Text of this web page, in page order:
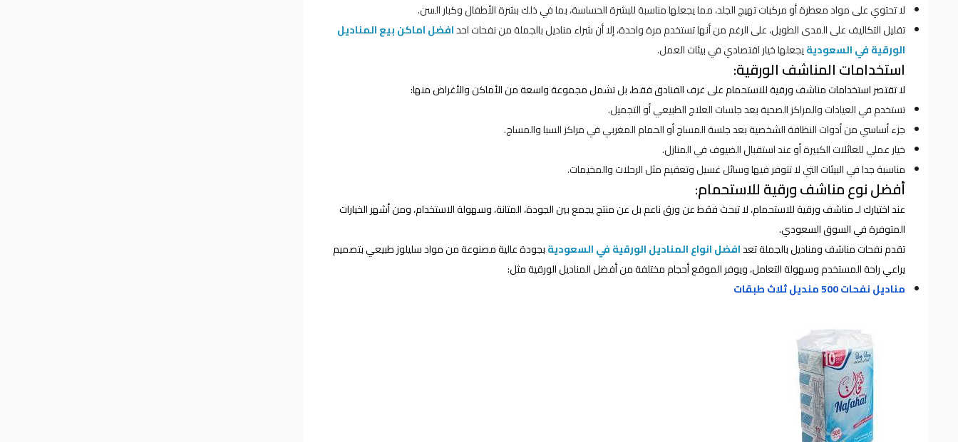
لا تحتوي على مواد معطرة أو مركبات تهيج الجلد، مما يجعلها مناسبة للبشرة الحساسة، بما في ذلك بشرة الأطفال وكبار السن.
تقليل التكاليف على المدى الطويل، على الرغم من أنها تستخدم مرة واحدة، إلا أن شراء مناديل بالجملة من نفحات احدافضل اماكن بيع المناديل
الورقية في السعوديةيجعلها خيار اقتصادي في بيئات العمل.
استخدامات المناشف الورقية:
لا تقتصر استخدامات مناشف ورقية للاستحمام على غرف الفنادق فقط، بل تشمل مجموعة واسعة من الأماكن والأغراض منها:
تستخدم في العيادات والمراكز الصحية بعد جلسات العلاج الطبيعي أو التجميل.
جزء أساسي من أدوات النظافة الشخصية بعد جلسة المساج أو الحمام المغربي في مراكز السبا والمساج.
خيار عملي للعائلات الكبيرة أو عند استقبال الضيوف في المنازل.
مناسبة جدا في البيئات التي لا تتوفر فيها وسائل غسيل وتعقيم مثل الرحلات والمخيمات.
أفضل نوع مناشف ورقية للاستحمام:
عند اختيارك لـ مناشف ورقية للاستحمام، لا تبحث فقط عن ورق ناعم بل عن منتج يجمع بين الجودة، المتانة، وسهولة الاستخدام، ومن أشهر الخيارات
المتوفرة في السوق السعودي.
تقدم نفحات مناشف ومناديل بالجملة تعدافضل انواع المناديل الورقية في السعوديةبجودة عالية مصنوعة من مواد سليلوز طبيعي بتصميم
يراعي راحة المستخدم وسهولة التعامل، ويوفر الموقع أحجام مختلفة من أفضل المناديل الورقية مثل:
مناديل نفحات 500 منديل ثلاث طبقات